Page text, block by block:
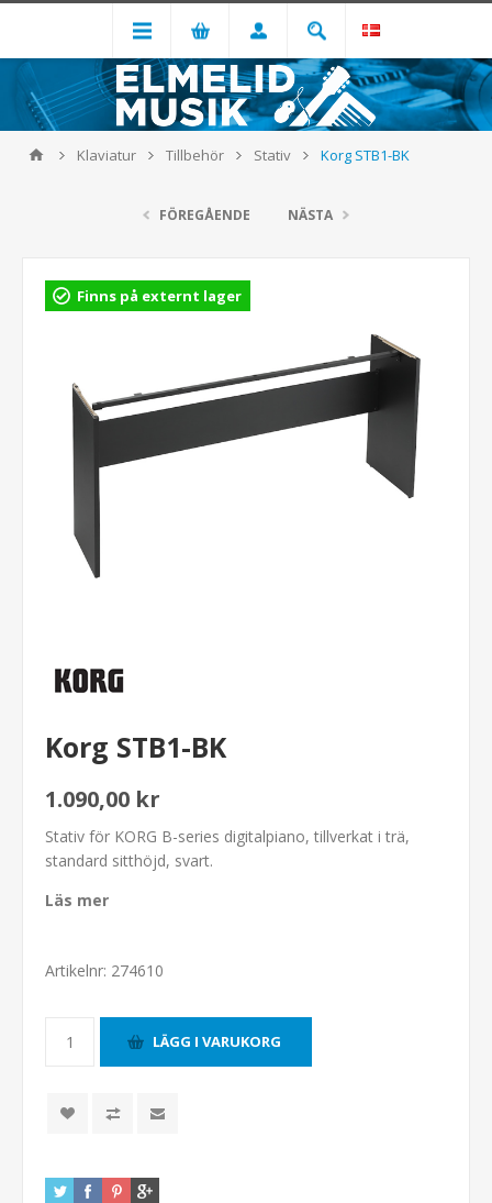
Klaviatur Tillbehör Stativ Korg STB1-BK
FÖREGÅENDE NÄSTA
Finns på externt lager
Korg STB1-BK
1.090,00 kr
Stativ för KORG B-series digitalpiano, tillverkat i trä,
standard sitthöjd, svart.
Läs mer
Artikelnr: 274610